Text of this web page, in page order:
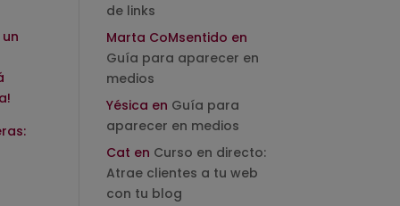
de links
Marta CoMsentido en
Guía para aparecer en
medios
Yésica en Guía para
aparecer en medios
Cat en Curso en directo:
Atrae clientes a tu web
con tu blog